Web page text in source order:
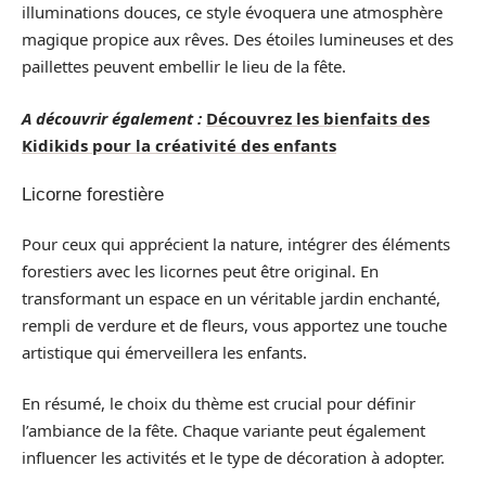
illuminations douces, ce style évoquera une atmosphère
magique propice aux rêves. Des étoiles lumineuses et des
paillettes peuvent embellir le lieu de la fête.
A découvrir également : Découvrez les bienfaits des
Kidikids pour la créativité des enfants
Licorne forestière
Pour ceux qui apprécient la nature, intégrer des éléments
forestiers avec les licornes peut être original. En
transformant un espace en un véritable jardin enchanté,
rempli de verdure et de fleurs, vous apportez une touche
artistique qui émerveillera les enfants.
En résumé, le choix du thème est crucial pour définir
l’ambiance de la fête. Chaque variante peut également
influencer les activités et le type de décoration à adopter.